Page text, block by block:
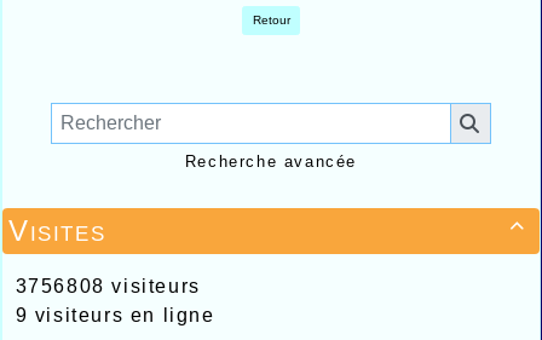

Visites
3756808 visiteurs
9 visiteurs en ligne
Retour
Recherche avancée